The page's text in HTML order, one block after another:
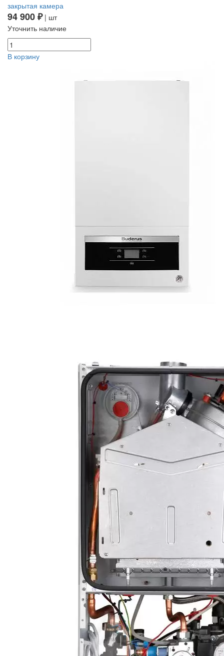
закрытая камера
94 900 ₽| шт
Уточнить наличие
В корзину